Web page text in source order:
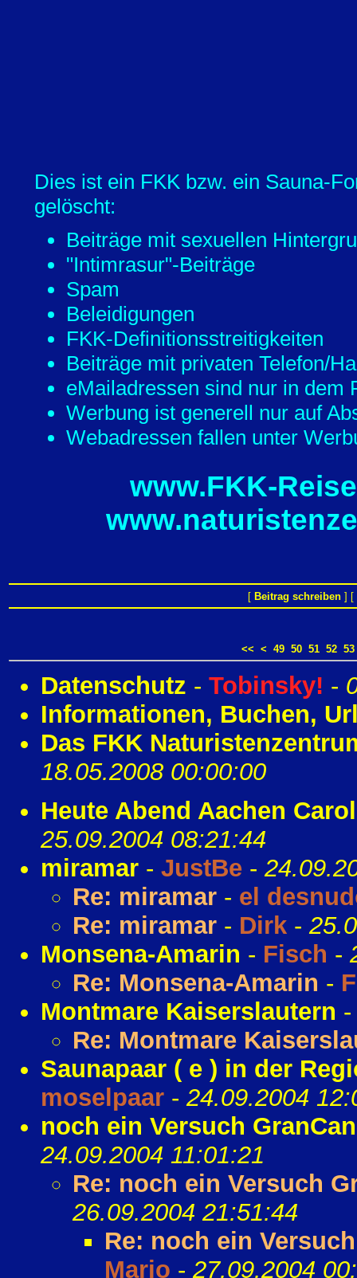
Dies ist ein FKK bzw. ein Sauna-
gelöscht:
Beiträge mit sexuellen
"Intimrasur"-Beiträge
Spam
Beleidigungen
FKK-Definitionsstreitigkeiten
Beiträge mit privaten Telefon/
eMailadressen sind nur in dem
Werbung ist generell nur auf
Webadressen fallen unter
www.FKK-
[ Beitrag schreiben] [
<< < 49 50 51 52 53
Datenschutz - Tobinsky! -
Informationen, Buchen,
Das FKK
18.05.2008 00:00:00
Heute Abend Aachen
25.09.2004 08:21:44
miramar - JustBe -
Re: miramar - el
Re: miramar - Dirk -
Monsena-Amarin - Fisch -
Re: Monsena-Amarin -
Montmare Kaiserslautern
Re: Montmare
Saunapaar ( e ) in der
moselpaar - 24.09.2004
noch ein Versuch
24.09.2004 11:01:21
Re: noch ein Versuch
26.09.2004 21:51:44
Re: noch ein
Mario - 27.09.2004